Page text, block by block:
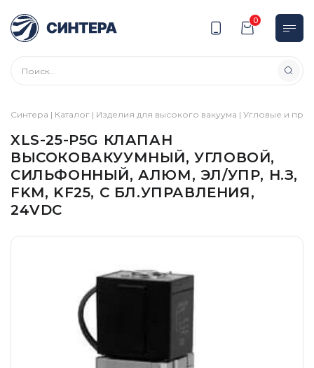
0
Синтера | Каталог | Изделия для высокого вакуума | Угловые и
XLS-25-P5G КЛАПАН
ВЫСОКОВАКУУМНЫЙ, УГЛОВОЙ,
СИЛЬФОННЫЙ, АЛЮМ, ЭЛ/УПР, Н.З,
FKM, KF25, С БЛ.УПРАВЛЕНИЯ,
24VDC